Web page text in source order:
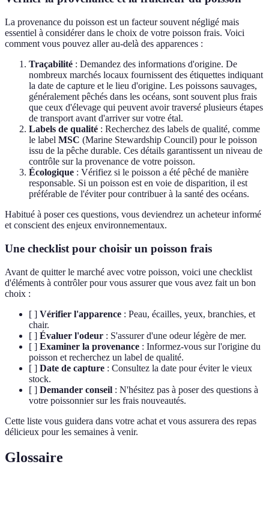
La provenance du poisson est un facteur souvent négligé mais
essentiel à considérer dans le choix de votre poisson frais. Voici
comment vous pouvez aller au-delà des apparences :
Traçabilité : Demandez des informations d'origine. De
nombreux marchés locaux fournissent des étiquettes indiquant
la date de capture et le lieu d'origine. Les poissons sauvages,
généralement pêchés dans les océans, sont souvent plus frais
que ceux d'élevage qui peuvent avoir traversé plusieurs étapes
de transport avant d'arriver sur votre étal.
Labels de qualité : Recherchez des labels de qualité, comme
le label MSC (Marine Stewardship Council) pour le poisson
issu de la pêche durable. Ces détails garantissent un niveau de
contrôle sur la provenance de votre poisson.
Écologique : Vérifiez si le poisson a été pêché de manière
responsable. Si un poisson est en voie de disparition, il est
préférable de l'éviter pour contribuer à la santé des océans.
Habitué à poser ces questions, vous deviendrez un acheteur informé
et conscient des enjeux environnementaux.
Une checklist pour choisir un poisson frais
Avant de quitter le marché avec votre poisson, voici une checklist
d'éléments à contrôler pour vous assurer que vous avez fait un bon
choix :
[ ] Vérifier l'apparence : Peau, écailles, yeux, branchies, et
chair.
[ ] Évaluer l'odeur : S'assurer d'une odeur légère de mer.
[ ] Examiner la provenance : Informez-vous sur l'origine du
poisson et recherchez un label de qualité.
[ ] Date de capture : Consultez la date pour éviter le vieux
stock.
[ ] Demander conseil : N'hésitez pas à poser des questions à
votre poissonnier sur les frais nouveautés.
Cette liste vous guidera dans votre achat et vous assurera des repas
délicieux pour les semaines à venir.
Glossaire